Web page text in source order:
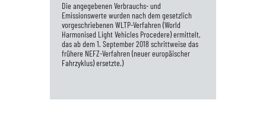
Die angegebenen Verbrauchs- und
Emissionswerte wurden nach dem gesetzlich
vorgeschriebenen WLTP-Verfahren (World
Harmonised Light Vehicles Procedere) ermittelt,
das ab dem 1. September 2018 schrittweise das
frühere NEFZ-Verfahren (neuer europäischer
Fahrzyklus) ersetzte.)